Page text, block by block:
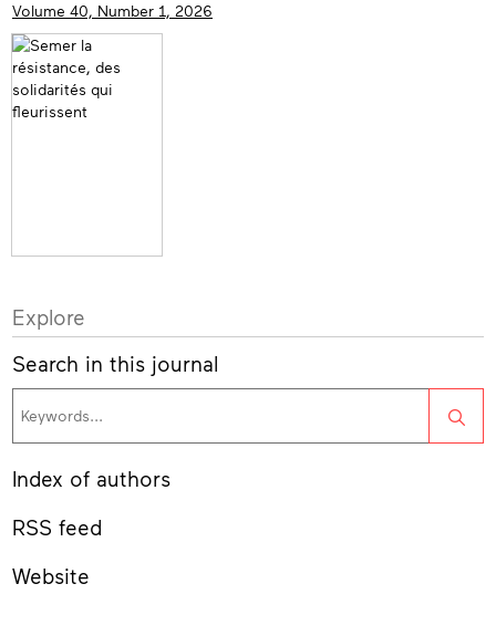
Volume 40, Number 1, 2026
Explore
Search in this journal
Index of authors
RSS feed
Website